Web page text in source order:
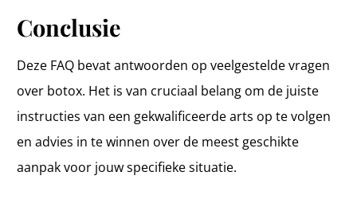
Conclusie
Deze FAQ bevat antwoorden op veelgestelde vragen
over botox. Het is van cruciaal belang om de juiste
instructies van een gekwalificeerde arts op te volgen
en advies in te winnen over de meest geschikte
aanpak voor jouw specifieke situatie.